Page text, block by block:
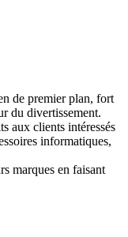
de premier plan, fort
du divertissement.
aux clients intéressés
informatiques,
marques en faisant